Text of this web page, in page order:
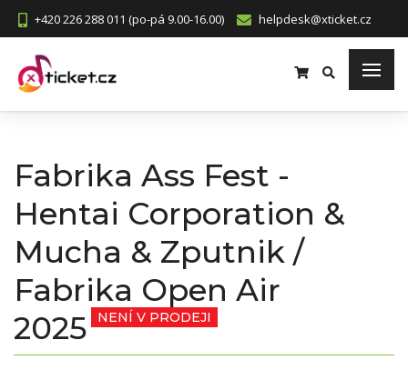
+420 226 288 011 (po-pá 9.00-16.00) helpdesk@xticket.cz
Fabrika Ass Fest -
Hentai Corporation &
Mucha & Zputnik /
Fabrika Open Air
2025
NENÍ V PRODEJI